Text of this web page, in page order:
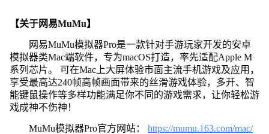
【关于网易MuMu】
网易MuMu模拟器Pro是一款针对手游玩家开发的安卓
模拟器类Mac端软件，专为macOS打造，率先适配Apple M
系列芯片。 可在Mac上大屏体验市面主流手机游戏及应用，
享受最高达240帧高帧画面带来的丝滑游戏体验，多开、智
能键鼠操作等多样功能满足你不同的游戏需求，让你轻松游
戏成神不伤神！
MuMu模拟器Pro官方网站： https://mumu.163.com/mac/